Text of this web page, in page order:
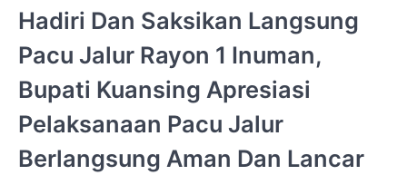
Hadiri Dan Saksikan Langsung
Pacu Jalur Rayon 1 Inuman,
Bupati Kuansing Apresiasi
Pelaksanaan Pacu Jalur
Berlangsung Aman Dan Lancar